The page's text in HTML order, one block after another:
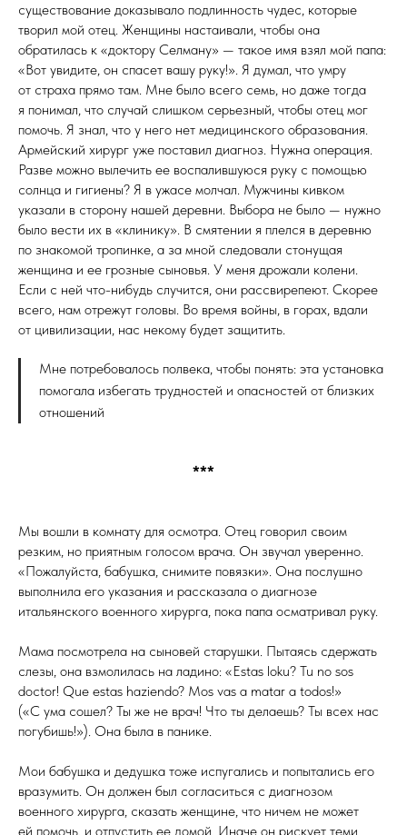
существование доказывало подлинность чудес, которые
творил мой отец. Женщины настаивали, чтобы она
обратилась к «доктору Селману» — такое имя взял мой папа:
«Вот увидите, он спасет вашу руку!». Я думал, что умру
от страха прямо там. Мне было всего семь, но даже тогда
я понимал, что случай слишком серьезный, чтобы отец мог
помочь. Я знал, что у него нет медицинского образования.
Армейский хирург уже поставил диагноз. Нужна операция.
Разве можно вылечить ее воспалившуюся руку с помощью
солнца и гигиены? Я в ужасе молчал. Мужчины кивком
указали в сторону нашей деревни. Выбора не было — нужно
было вести их в «клинику». В смятении я плелся в деревню
по знакомой тропинке, а за мной следовали стонущая
женщина и ее грозные сыновья. У меня дрожали колени.
Если с ней что-нибудь случится, они рассвирепеют. Скорее
всего, нам отрежут головы. Во время войны, в горах, вдали
от цивилизации, нас некому будет защитить.
Мне потребовалось полвека, чтобы понять: эта установка
помогала избегать трудностей и опасностей от близких
отношений
***
Мы вошли в комнату для осмотра. Отец говорил своим
резким, но приятным голосом врача. Он звучал уверенно.
«Пожалуйста, бабушка, снимите повязки». Она послушно
выполнила его указания и рассказала о диагнозе
итальянского военного хирурга, пока папа осматривал руку.
Мама посмотрела на сыновей старушки. Пытаясь сдержать
слезы, она взмолилась на ладино: «Estas loku? Tu no sos
doctor! Que estas haziendo? Mos vas a matar a todos!»
(«С ума сошел? Ты же не врач! Что ты делаешь? Ты всех нас
погубишь!»). Она была в панике.
Мои бабушка и дедушка тоже испугались и попытались его
вразумить. Он должен был согласиться с диагнозом
военного хирурга, сказать женщине, что ничем не может
ей помочь, и отпустить ее домой. Иначе он рискует теми